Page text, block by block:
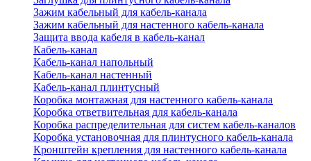
Зажим кабельный для кабель-канала
Зажим кабельный для настенного кабель-канала
Защита ввода кабеля в кабель-канал
Кабель-канал
Кабель-канал напольный
Кабель-канал настенный
Кабель-канал плинтусный
Коробка монтажная для настенного кабель-канала
Коробка ответвительная для кабель-канала
Коробка распределительная для систем кабель-каналов
Коробка установочная для плинтусного кабель-канала
Кронштейн крепления для настенного кабель-канала